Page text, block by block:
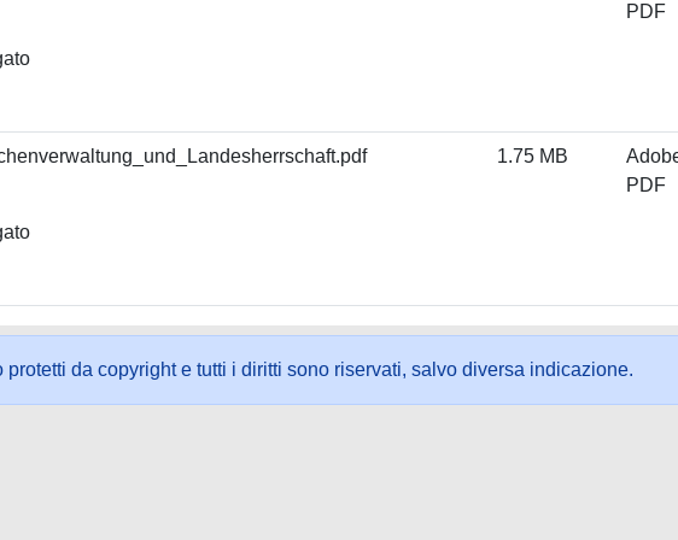
PDF
1.75 MB
PDF
protetti da copyright e tutti i diritti sono riservati, salvo diversa indicazione.